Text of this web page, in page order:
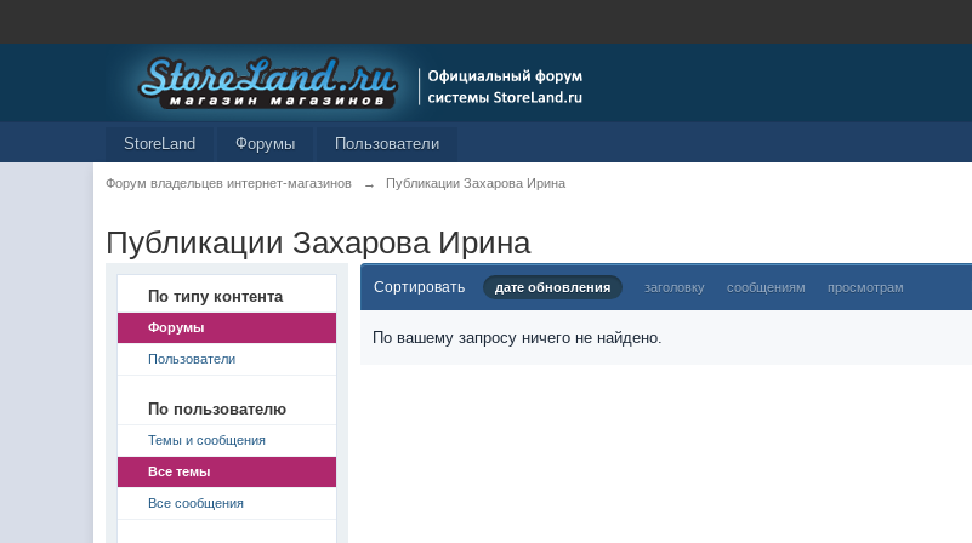
StoreLand Форумы Пользователи
Форум владельцев интернет-магазинов → Публикации Захарова Ирина
Публикации Захарова Ирина
По типу контента
Форумы
Пользователи
По пользователю
Темы и сообщения
Все темы
Все сообщения
Сортировать дате обновления заголовку сообщениям просмотрам
По вашему запросу ничего не найдено.